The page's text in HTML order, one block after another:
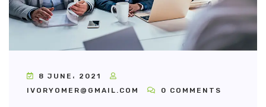
8 JUNE، 2021
IVORYOMER@GMAIL.COM
0 COMMENTS